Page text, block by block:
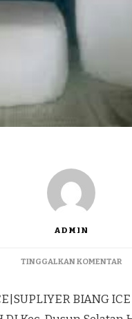
ADMIN
TINGGALKAN KOMENTAR
BIANG